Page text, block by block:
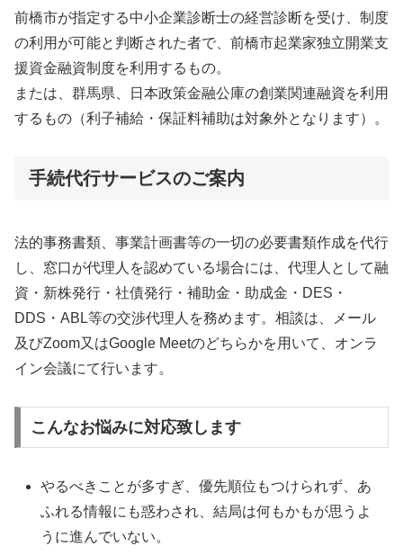
前橋市が指定する中小企業診断士の経営診断を受け、制度
の利用が可能と判断された者で、前橋市起業家独立開業支
援資金融資制度を利用するもの。
または、群馬県、日本政策金融公庫の創業関連融資を利用
するもの（利子補給・保証料補助は対象外となります）。
手続代行サービスのご案内
法的事務書類、事業計画書等の一切の必要書類作成を代行
し、窓口が代理人を認めている場合には、代理人として融
資・新株発行・社債発行・補助金・助成金・DES・
DDS・ABL等の交渉代理人を務めます。相談は、メール
及びZoom又はGoogle Meetのどちらかを用いて、オンラ
イン会議にて行います。
こんなお悩みに対応致します
やるべきことが多すぎ、優先順位もつけられず、あ
ふれる情報にも惑わされ、結局は何もかもが思うよ
うに進んでいない。